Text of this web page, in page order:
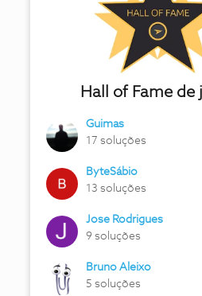
Hall of Fame de
Guimas
17 soluções
ByteSábio
13 soluções
Jose Rodrigues
9 soluções
Bruno Aleixo
5 soluções